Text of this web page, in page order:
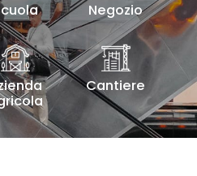
Negozio
Cantiere